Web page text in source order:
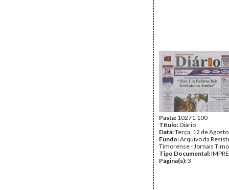
Pasta: 10271.100
Título:Diário
Data:Terça, 12 de
Fundo:Arquivo da
Timorense - Jornais
Tipo Documental:
Página(s):3